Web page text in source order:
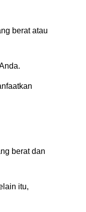
berat atau
berat dan
itu,